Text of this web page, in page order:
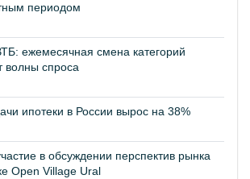
периодом
ежемесячная смена категорий
волны спроса
ипотеки в России вырос на 38%
в обсуждении перспектив рынка
Open Village Ural